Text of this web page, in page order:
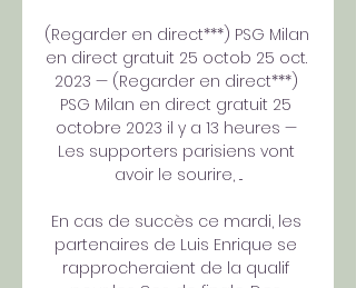
(Regarder en direct***) PSG Milan
en direct gratuit 25 octob 25 oct.
2023 — (Regarder en direct***)
PSG Milan en direct gratuit 25
octobre 2023 il y a 13 heures —
Les supporters parisiens vont
avoir le sourire, ...
En cas de succès ce mardi, les
partenaires de Luis Enrique se
rapprocheraient de la qualif